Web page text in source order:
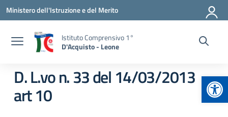
Vai ai contenuti
Vai al menu di navigazione
Vai al footer
Ministero dell'Istruzione e del Merito
Istituto Comprensivo 1°
D'Acquisto - Leone
D. L.vo n. 33 del 14/03/2013
art 10